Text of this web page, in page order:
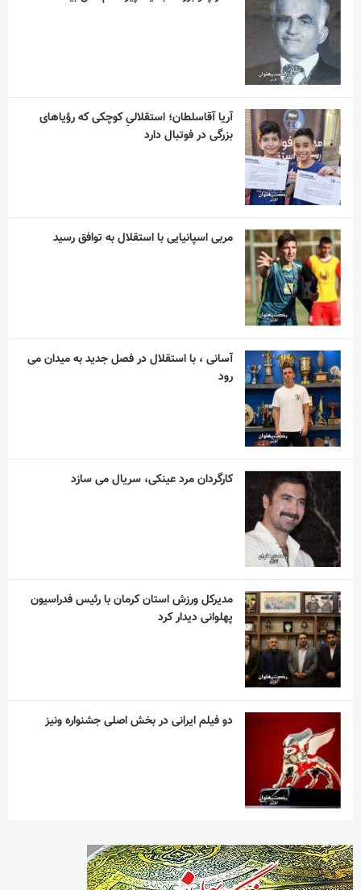
آریا آقاسلطان؛ استقلالیِ کوچکی که رؤیاهای
بزرگی در فوتبال دارد
مربی اسپانیایی با استقلال به توافق رسید
آسانی ، با استقلال در فصل جدید به میدان می
رود
کارگردان مرد عینکی، سریال می سازد
مدیرکل ورزش استان کرمان با رئیس فدراسیون
پهلوانی دیدار کرد
دو فیلم ایرانی در بخش اصلی جشنواره ونیز